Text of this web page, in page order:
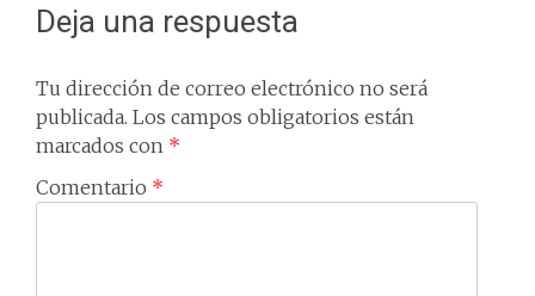
Deja una respuesta
Tu dirección de correo electrónico no será
publicada. Los campos obligatorios están
marcados con *
Comentario *